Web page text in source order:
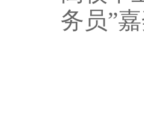
务员”